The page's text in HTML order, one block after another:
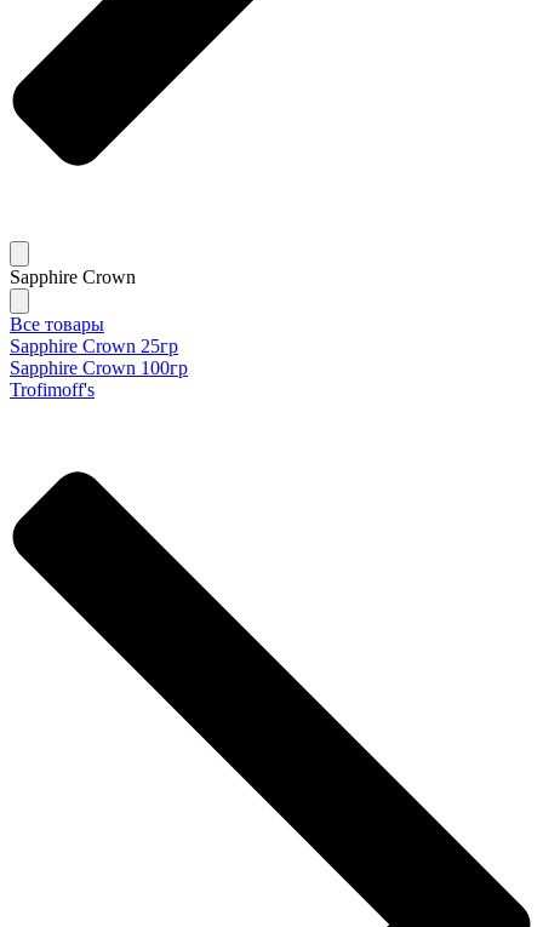
Sapphire Crown
Все товары
Sapphire Crown 25гр
Sapphire Crown 100гр
Trofimoff's